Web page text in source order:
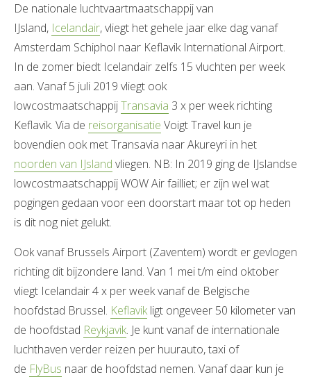
De nationale luchtvaartmaatschappij van
IJsland, Icelandair, vliegt het gehele jaar elke dag vanaf
Amsterdam Schiphol naar Keflavik International Airport.
In de zomer biedt Icelandair zelfs 15 vluchten per week
aan. Vanaf 5 juli 2019 vliegt ook
lowcostmaatschappijTransavia 3 x per week richting
Keflavik. Via de reisorganisatie Voigt Travel kun je
bovendien ook met Transavia naar Akureyri in het
noorden van IJsland vliegen. NB: In 2019 ging de IJslandse
lowcostmaatschappij WOW Air failliet; er zijn wel wat
pogingen gedaan voor een doorstart maar tot op heden
is dit nog niet gelukt.
Ook vanaf Brussels Airport (Zaventem) wordt er gevlogen
richting dit bijzondere land. Van 1 mei t/m eind oktober
vliegt Icelandair 4 x per week vanaf de Belgische
hoofdstad Brussel. Keflavikligt ongeveer 50 kilometer van
de hoofdstad Reykjavik. Je kunt vanaf de internationale
luchthaven verder reizen per huurauto, taxi of
de FlyBus naar de hoofdstad nemen. Vanaf daar kun je